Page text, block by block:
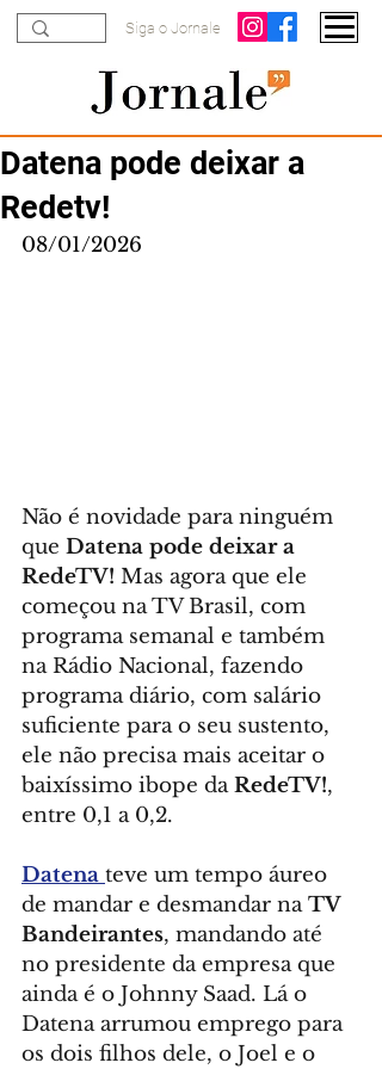
Siga o Jornale
Datena pode deixar a
Redetv!
08/01/2026
Não é novidade para ninguém
que Datena pode deixar a
RedeTV! Mas agora que ele
começou na TV Brasil, com
programa semanal e também
na Rádio Nacional, fazendo
programa diário, com salário
suficiente para o seu sustento,
ele não precisa mais aceitar o
baixíssimo ibope da RedeTV!,
entre 0,1 a 0,2.
Datena teve um tempo áureo
de mandar e desmandar na TV
Bandeirantes, mandando até
no presidente da empresa que
ainda é o Johnny Saad. Lá o
Datena arrumou emprego para
os dois filhos dele, o Joel e o